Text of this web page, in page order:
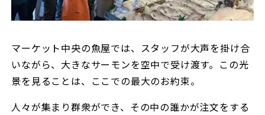
マーケット中央の魚屋では、スタッフが大声を掛け合
いながら、大きなサーモンを空中で受け渡す。この光
景を見ることは、ここでの最大のお約束。
人々が集まり群衆ができ、その中の誰かが注文をする